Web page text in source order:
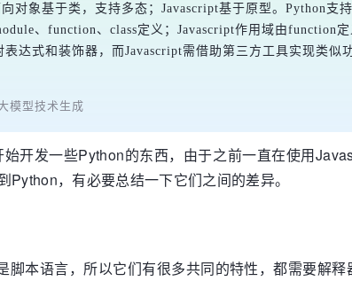
对象基于类，支持多态；Javascript基于原型。Python
、function、class定义；Javascript作用域由function
达式和装饰器，而Javascript需借助第三方工具实现类似功
模型技术生成
开发一些Python的东西，由于之前一直在使用
Python，有必要总结一下它们之间的差异。
脚本语言，所以它们有很多共同的特性，都需要解